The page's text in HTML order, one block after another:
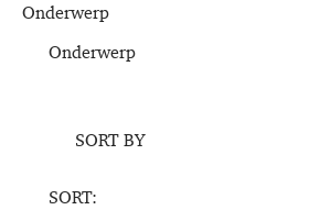
Onderwerp
Onderwerp
SORT BY
SORT: